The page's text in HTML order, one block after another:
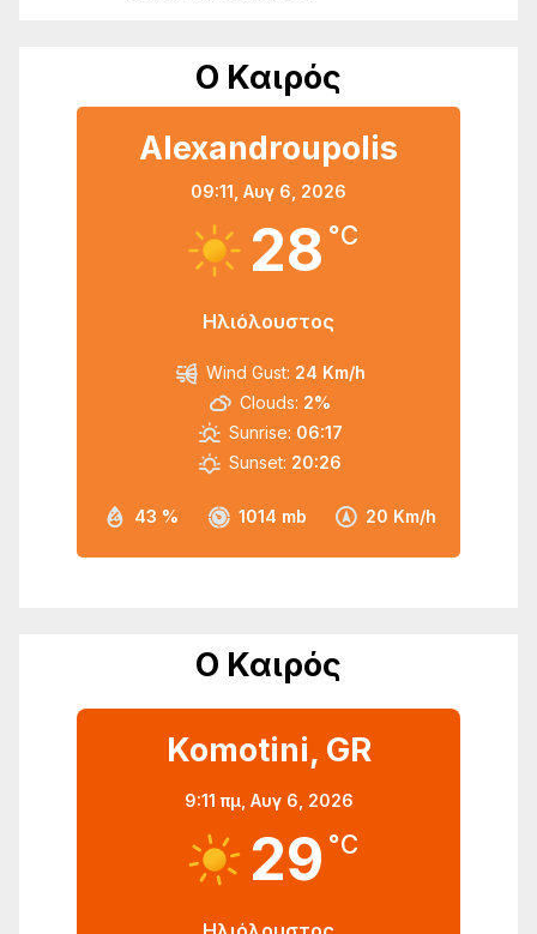
Ο Καιρός
Alexandroupolis
09:11, Αυγ 6, 2026
28 °C
Ηλιόλουστος
43 % 1014 mb 20 Km/h
Wind Gust: 24 Km/h
Clouds: 2%
Sunrise: 06:17
Sunset: 20:26
Ο Καιρός
Komotini, GR
9:11 πμ, Αυγ 6, 2026
29 °C